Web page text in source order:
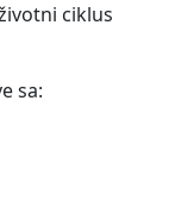
ciklus
sa: